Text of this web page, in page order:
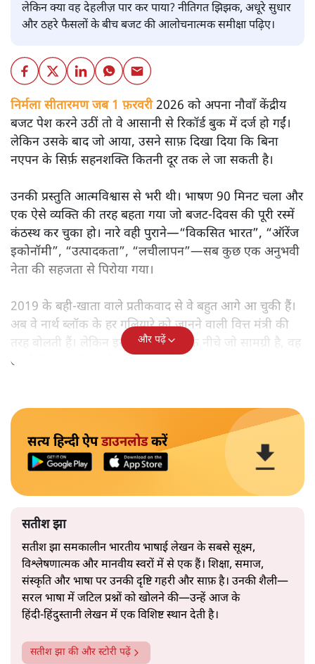
लेकिन क्या वह देहलीज़ पार कर पाया? नीतिगत झिझक, अधूरे सुधार
और ठहरे फैसलों के बीच बजट की आलोचनात्मक समीक्षा पढ़िए।
निर्मला सीतारमण जब 1 फ़रवरी2026 को अपना नौवाँ केंद्रीय
बजट पेश करने उठीं तो वे आसानी से रिकॉर्ड बुक में दर्ज हो गईं।
लेकिन उसके बाद जो आया, उसने साफ़ दिखा दिया कि बिना
नएपन के सिर्फ़ सहनशक्ति कितनी दूर तक ले जा सकती है।
उनकी प्रस्तुति आत्मविश्वास से भरी थी। भाषण 90 मिनट चला और
एक ऐसे व्यक्ति की तरह बहता गया जो बजट‑दिवस की पूरी रस्में
कंठस्थ कर चुका हो। नारे वही पुराने—“विकसित भारत”, “ऑरेंज
इकोनॉमी”, “उत्पादकता”, “लचीलापन”—सब कुछ एक अनुभवी
नेता की सहजता से पिरोया गया।
2019 के बही‑खाता वाले प्रतीकवाद से वे बहुत आगे आ चुकी हैं।
अब वे नार्थ ब्लॉक के हर गलियारे को जानने वाली वित्त मंत्री की
तरह बोलती हैं। लेकिन इस आत्मविश्वास के नीचे जो सामग्री है, वह
उतनी ही अनुमानित और दोहराव भरी।
और पढ़ें
सत्य हिन्दी ऐपडाउनलोडकरें
सतीश झा
सतीश झा समकालीन भारतीय भाषाई लेखन के सबसे सूक्ष्म,
विश्लेषणात्मक और मानवीय स्वरों में से एक हैं। शिक्षा, समाज,
संस्कृति और भाषा पर उनकी दृष्टि गहरी और साफ़ है। उनकी शैली—
सरल भाषा में जटिल प्रश्नों को खोलने की—उन्हें आज के
हिंदी‑हिंदुस्तानी लेखन में एक विशिष्ट स्थान देती है।
सतीश झा की और स्टोरी पढ़ें